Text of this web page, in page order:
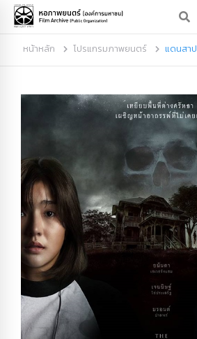
หน้าหลัก โปรแกรมภาพยนตร์ แดนสาป